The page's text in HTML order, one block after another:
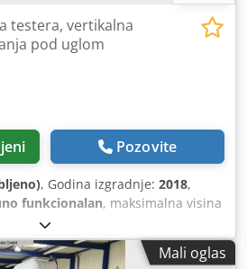
testera, vertikalna
pod uglom
Pozovite
, Godina izgradnje: 2018,
funkcionalan, maksimalna visina
rezanja (maks.):
120 okret/min, ukupna
Mali oglas